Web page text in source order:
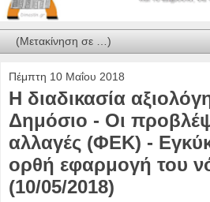
Πέμπτη 10 Μαΐου 2018
H διαδικασία
Δημόσιο - Οι
αλλαγές (ΦΕΚ) -
ορθή εφαρμογή του
(10/05/2018)